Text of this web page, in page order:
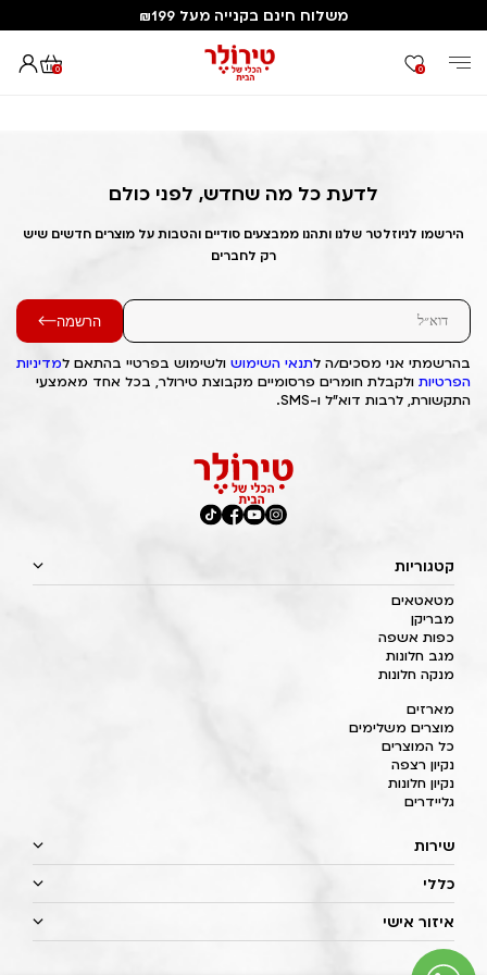
משלוח חינם בקנייה מעל ₪199
0 0
דף הבית Out of Stock Alert 2025/04/06 1743912636
לדעת כל מה שחדש, לפני כולם
הירשמו לניוזלטר שלנו ותהנו ממבצעים סודיים והטבות על מוצרים חדשים שיש
רק לחברים
הרשמה
בהרשמתי אני מסכים/ה לתנאי השימוש ולשימוש בפרטיי בהתאם למדיניות
הפרטיות ולקבלת חומרים פרסומיים מקבוצת טירולר, בכל אחד מאמצעי
התקשורת, לרבות דוא"ל ו-SMS.
קטגוריות
מטאטאים
מבריקן
כפות אשפה
מגב חלונות
מנקה חלונות
מארזים
מוצרים משלימים
כל המוצרים
נקיון רצפה
נקיון חלונות
גליידרים
שירות
כללי
איזור אישי